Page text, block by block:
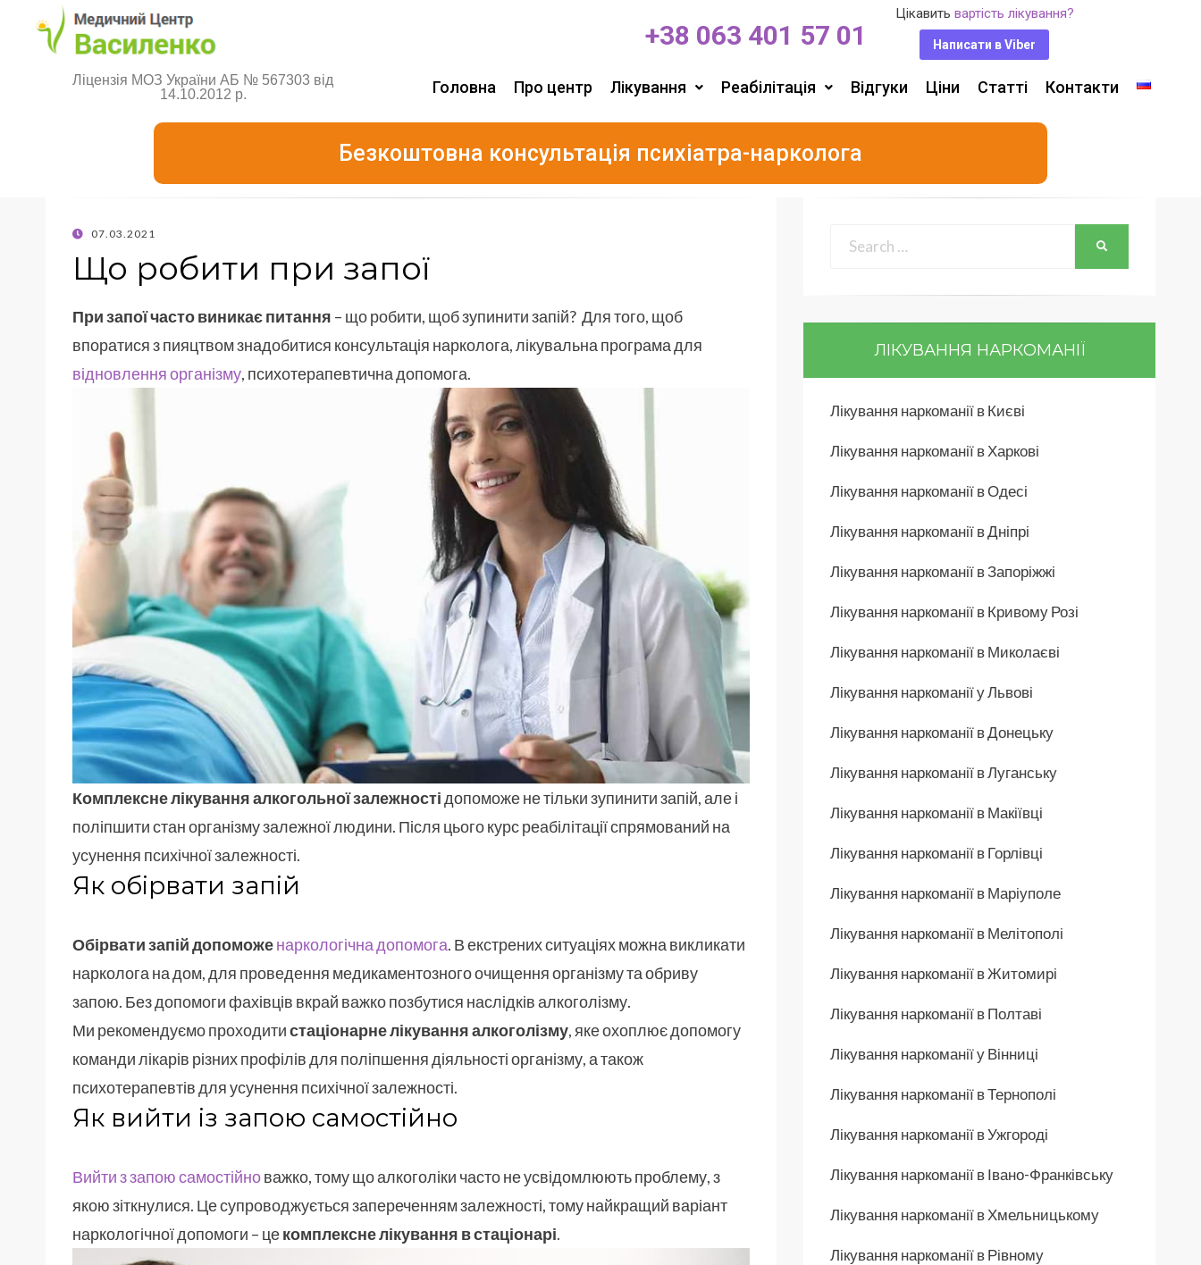
+38 063 401 57 01
Цікавить вартість лікування?
Написати в Viber
Ліцензія МОЗ України АБ № 567303 від
14.10.2012 р.
Головна Про центр Лікування Реабілітація Відгуки Ціни Статті Контакти
Безкоштовна консультація психіатра-нарколога
07.03.2021
Що робити при запої
При запої часто виникає питання – що робити, щоб зупинити запій? Для того, щоб
впоратися з пияцтвом знадобитися консультація нарколога, лікувальна програма для
відновлення організму, психотерапевтична допомога.
Комплексне лікування алкогольної залежностідопоможе не тільки зупинити запій, але і
поліпшити стан організму залежної людини. Після цього курс реабілітації спрямований на
усунення психічної залежності.
Як обірвати запій
Обірвати запій допоможенаркологічна допомога. В екстрених ситуаціях можна викликати
нарколога на дом, для проведення медикаментозного очищення організму та обриву
запою. Без допомоги фахівців вкрай важко позбутися наслідків алкоголізму.
Ми рекомендуємо проходитистаціонарне лікування алкоголізму, яке охоплює допомогу
команди лікарів різних профілів для поліпшення діяльності організму, а також
психотерапевтів для усунення психічної залежності.
Як вийти із запою самостійно
Вийти з запою самостійноважко, тому що алкоголіки часто не усвідомлюють проблему, з
якою зіткнулися. Це супроводжується запереченням залежності, тому найкращий варіант
наркологічної допомоги – цекомплексне лікування в стаціонарі.
ЛІКУВАННЯ НАРКОМАНІЇ
Лікування наркоманії в Києві
Лікування наркоманії в Харкові
Лікування наркоманії в Одесі
Лікування наркоманії в Дніпрі
Лікування наркоманії в Запоріжжі
Лікування наркоманії в Кривому Розі
Лікування наркоманії в Миколаєві
Лікування наркоманії у Львові
Лікування наркоманії в Донецьку
Лікування наркоманії в Луганську
Лікування наркоманії в Макіївці
Лікування наркоманії в Горлівці
Лікування наркоманії в Маріуполе
Лікування наркоманії в Мелітополі
Лікування наркоманії в Житомирі
Лікування наркоманії в Полтаві
Лікування наркоманії у Вінниці
Лікування наркоманії в Тернополі
Лікування наркоманії в Ужгороді
Лікування наркоманії в Івано-Франківську
Лікування наркоманії в Хмельницькому
Лікування наркоманії в Рівному